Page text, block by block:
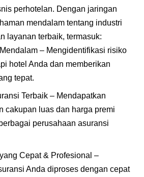
perhotelan. Dengan jaringan
mendalam tentang industri
layanan terbaik, termasuk:
– Mengidentifikasi risiko
hotel Anda dan memberikan
tepat.
Terbaik – Mendapatkan
cakupan luas dan harga premi
perusahaan asuransi
Cepat & Profesional –
Anda diproses dengan cepat